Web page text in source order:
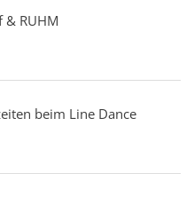
& RUHM
beim Line Dance